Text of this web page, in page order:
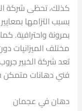
كذلك، تحظى شركة
بسبب التزامها
بمرونة واحترافية.
مختلف الميزانيات
تعد شركة الخبير
فني دهانات
دهان في عجمان